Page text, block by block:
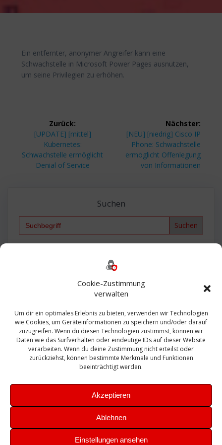
Cookie-Zustimmung
verwalten
Um dir ein optimales Erlebnis zu bieten, verwenden wir Technologien
wie Cookies, um Geräteinformationen zu speichern und/oder darauf
zuzugreifen. Wenn du diesen Technologien zustimmst, können wir
Daten wie das Surfverhalten oder eindeutige IDs auf dieser Website
verarbeiten. Wenn du deine Zustimmung nicht erteilst oder
zurückziehst, können bestimmte Merkmale und Funktionen
beeinträchtigt werden.
Akzeptieren
Ablehnen
Einstellungen ansehen
Ein entfernter, anonymer Angreifer kann eine
Schwachstelle in Microsoft Power Pages ausnutzen,
um seine Privilegien zu erhöhen.
Beitragsnavigation
Zurück:
Vorheriger
Beitrag:
[UPDATE] [mittel]
Kubernetes:
Schwachstelle ermöglicht
Denial of Service
Nächster:
Nächster
Beitrag:
[NEU] [niedrig] Cisco IP
Phone: Schwachstelle
ermöglicht Offenlegung
von Informationen
Suchen
Search
Bautagebuch
Exchange firewall Fritzbox
Microsoft
Sanierung SBS Security Server Sicherheit
Sicherung SIEM Sophos SSL Ubuntu
Update Upgrade UTM VCenter VCSA Veeam
VMWare VPN WAZUH Windows
Zertifikat